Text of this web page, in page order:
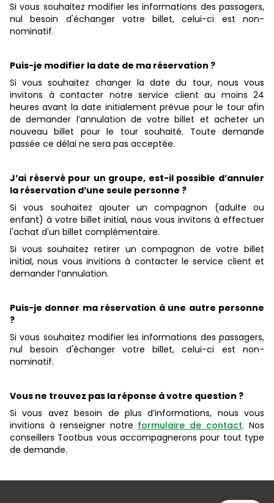
Si vous souhaitez modifier les informations des passagers,
nul besoin d'échanger votre billet, celui-ci est non-
nominatif.
Puis-je modifier la date de ma réservation ?
Si vous souhaitez changer la date du tour, nous vous
invitons à contacter notre service client au moins 24
heures avant la date initialement prévue pour le tour afin
de demander l’annulation de votre billet et acheter un
nouveau billet pour le tour souhaité. Toute demande
passée ce délai ne sera pas acceptée.
J’ai réservé pour un groupe, est-il possible d’annuler
la réservation d’une seule personne ?
Si vous souhaitez ajouter un compagnon (adulte ou
enfant) à votre billet initial, nous vous invitons à effectuer
l'achat d'un billet complémentaire.
Si vous souhaitez retirer un compagnon de votre billet
initial, nous vous invitions à contacter le service client et
demander l’annulation.
Puis-je donner ma réservation à une autre personne
?
Si vous souhaitez modifier les informations des passagers,
nul besoin d'échanger votre billet, celui-ci est non-
nominatif.
Vous ne trouvez pas la réponse à votre question ?
Si vous avez besoin de plus d’informations, nous vous
invitions à renseigner notre formulaire de contact. Nos
conseillers Tootbus vous accompagnerons pour tout type
de demande.